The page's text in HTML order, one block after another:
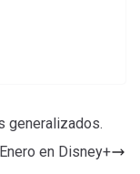
generalizados.
en Disney+